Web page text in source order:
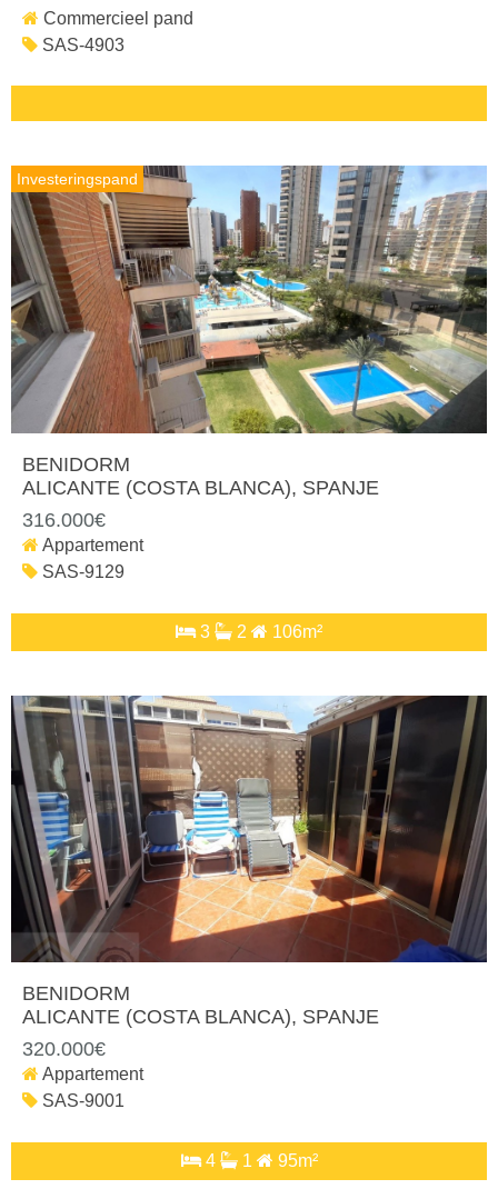
Commercieel pand
SAS-4903
Investeringspand
BENIDORM
ALICANTE (COSTA BLANCA), SPANJE
316.000€
Appartement
SAS-9129
3 2 106m²
BENIDORM
ALICANTE (COSTA BLANCA), SPANJE
320.000€
Appartement
SAS-9001
4 1 95m²